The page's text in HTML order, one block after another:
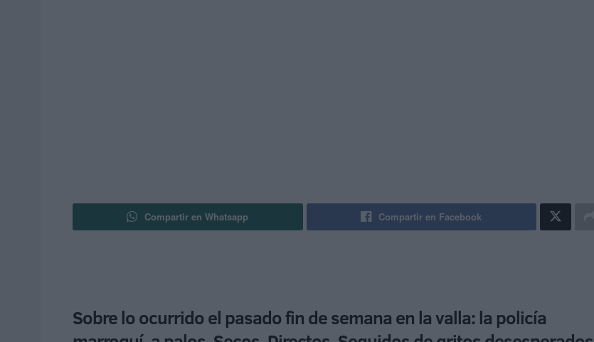
Compartir en Whatsapp Compartir en Facebook
Sobre lo ocurrido el pasado fin de semana en la valla: la policía